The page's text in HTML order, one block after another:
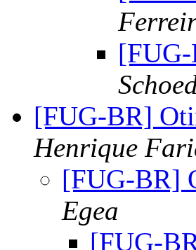
[FUG-BR]
Henrique
[FUG-BR]
Egea
[FUG-